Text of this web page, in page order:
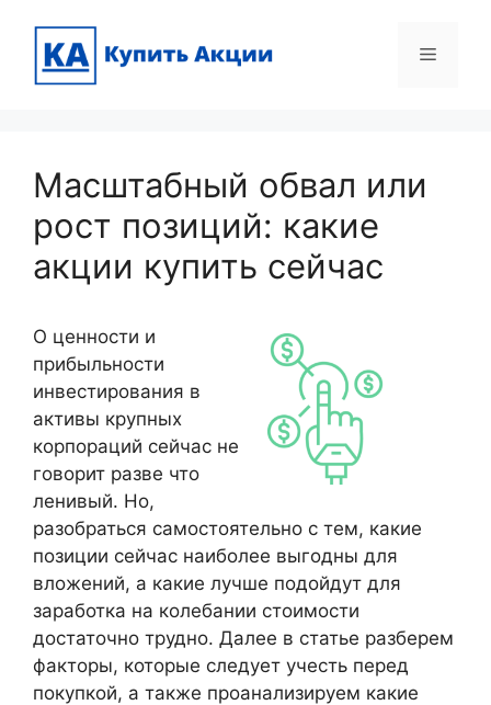
content
Menu
Масштабный обвал или
рост позиций: какие
акции купить сейчас
О ценности и
прибыльности
инвестирования в
активы крупных
корпораций сейчас не
говорит разве что
ленивый. Но,
разобраться самостоятельно с тем, какие
позиции сейчас наиболее выгодны для
вложений, а какие лучше подойдут для
заработка на колебании стоимости
достаточно трудно. Далее в статье разберем
факторы, которые следует учесть перед
покупкой, а также проанализируем какие